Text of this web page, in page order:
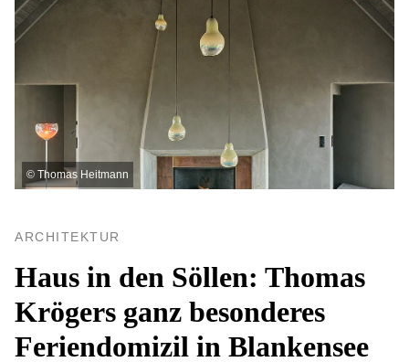
© Thomas Heitmann
ARCHITEKTUR
Haus in den Söllen: Thomas
Krögers ganz besonderes
Feriendomizil in Blankensee